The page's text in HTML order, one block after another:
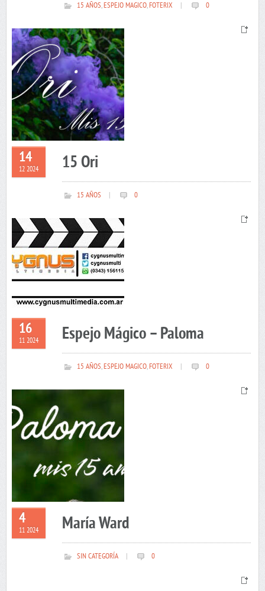
15 AÑOS,ESPEJO MAGICO,FOTERIX 0
14
12 2024 15 Ori
15 AÑOS 0
16
11 2024 Espejo Mágico – Paloma
15 AÑOS,ESPEJO MAGICO,FOTERIX 0
4
11 2024 María Ward
SIN CATEGORÍA 0